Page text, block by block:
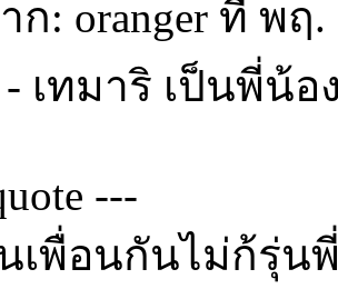
ก: oranger ที่ พฤ.
- เทมาริ เป็นพี่น้
---
เพื่อนกันไม่ก้รุ่น